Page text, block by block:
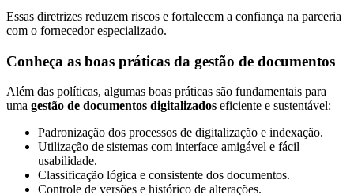
X
Essas diretrizes reduzem riscos e fortalecem a confiança na parceria
com o fornecedor especializado.
Conheça as boas práticas da gestão de documentos
Além das políticas, algumas boas práticas são fundamentais para
uma gestão de documentos digitalizados eficiente e sustentável:
Padronização dos processos de digitalização e indexação.
Utilização de sistemas com interface amigável e fácil
usabilidade.
Classificação lógica e consistente dos documentos.
Controle de versões e histórico de alterações.